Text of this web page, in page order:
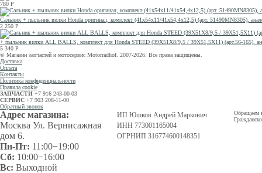
780 Р
Сальник + пыльник вилки Honda оригинал, комплект (41x54x11/41x54,4x12,5) (арт. 51490MN8305),
2 250 Р
+ пыльник вилки ALL BALLS, комплект для Honda STEED (39X51X8/9,5 / 39X51,5X11) (арт.56-165),
5 340 Р
© Магазин запчастей и мотосервис Motorradhof. 2007-2026. Все права защищены.
Доставка
Оплата
Контакты
Политика конфиденциальности
Правила cookie
ЗАПЧАСТИ +7 916 243-00-03
СЕРВИС +7 903 208-11-00
Обратный звонок
Адрес магазина:
Москва Ул. Вернисажная
дом 6.
Пн-Пт: 11:00−19:00
Сб: 10:00−16:00
Вс: Выходной
ИП Юшков Андрей Маркович
ИНН 773001165004
ОГРНИП 316774600148351
Обращаем